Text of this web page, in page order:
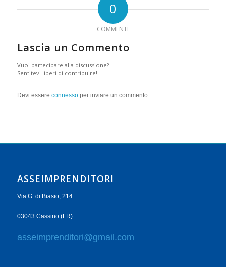
0
COMMENTI
Lascia un Commento
Vuoi partecipare alla discussione?
Sentitevi liberi di contribuire!
Devi essere connessoper inviare un commento.
ASSEIMPRENDITORI
Via G. di Biasio, 214
03043 Cassino (FR)
asseimprenditori@gmail.com